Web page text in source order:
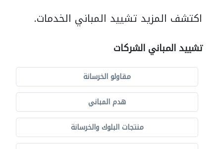
اكتشف المزيد تشييد المباني الخدمات.
تشييد المباني الشركات
مقاولو الخرسانة
هدم المباني
منتجات البلوك والخرسانة